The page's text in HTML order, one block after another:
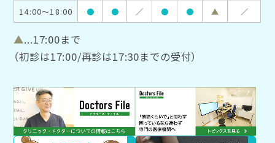
14:00～18:00
● ● ／ ● ● ▲ ／
▲...17:00まで
（初診は17:00/再診は17:30までの受付）